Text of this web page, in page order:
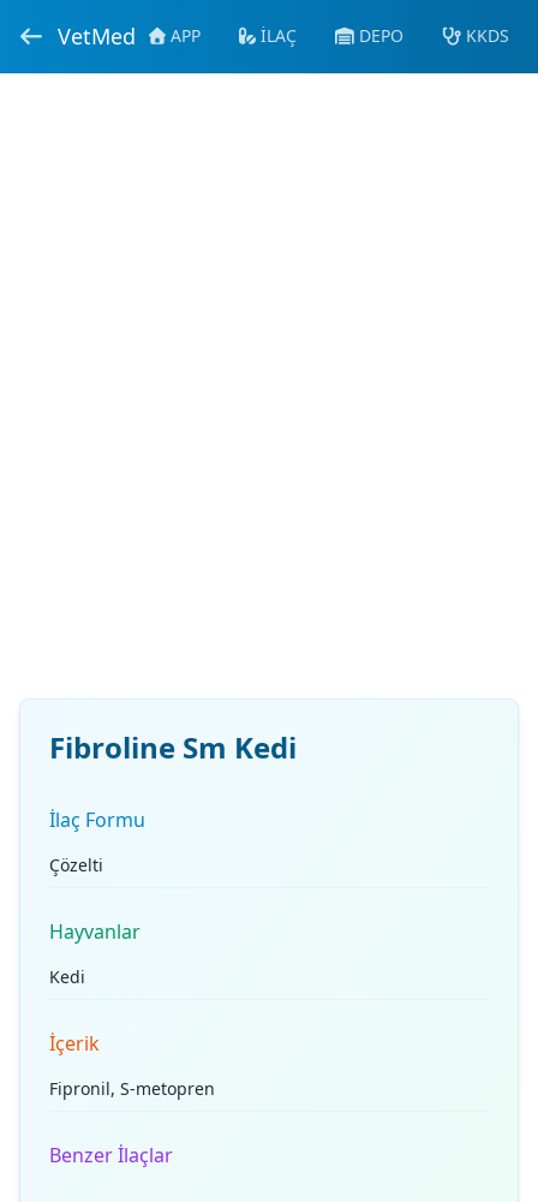
VetMed APP İLAÇ DEPO KKDS
Fibroline Sm Kedi
İlaç Formu
Çözelti
Hayvanlar
Kedi
İçerik
Fipronil, S-metopren
Benzer İlaçlar